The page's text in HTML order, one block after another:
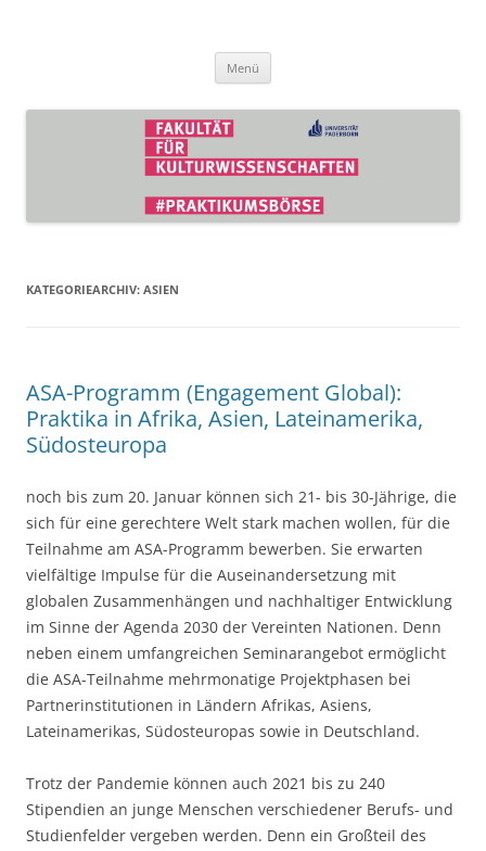
Kulturwissenschaften
Menü
KATEGORIEARCHIV: ASIEN
ASA-Programm (Engagement Global):
Praktika in Afrika, Asien, Lateinamerika,
Südosteuropa
noch bis zum 20. Januar können sich 21- bis 30-Jährige, die
sich für eine gerechtere Welt stark machen wollen, für die
Teilnahme am ASA-Programm bewerben. Sie erwarten
vielfältige Impulse für die Auseinandersetzung mit
globalen Zusammenhängen und nachhaltiger Entwicklung
im Sinne der Agenda 2030 der Vereinten Nationen. Denn
neben einem umfangreichen Seminarangebot ermöglicht
die ASA-Teilnahme mehrmonatige Projektphasen bei
Partnerinstitutionen in Ländern Afrikas, Asiens,
Lateinamerikas, Südosteuropas sowie in Deutschland.
Trotz der Pandemie können auch 2021 bis zu 240
Stipendien an junge Menschen verschiedener Berufs- und
Studienfelder vergeben werden. Denn ein Großteil des